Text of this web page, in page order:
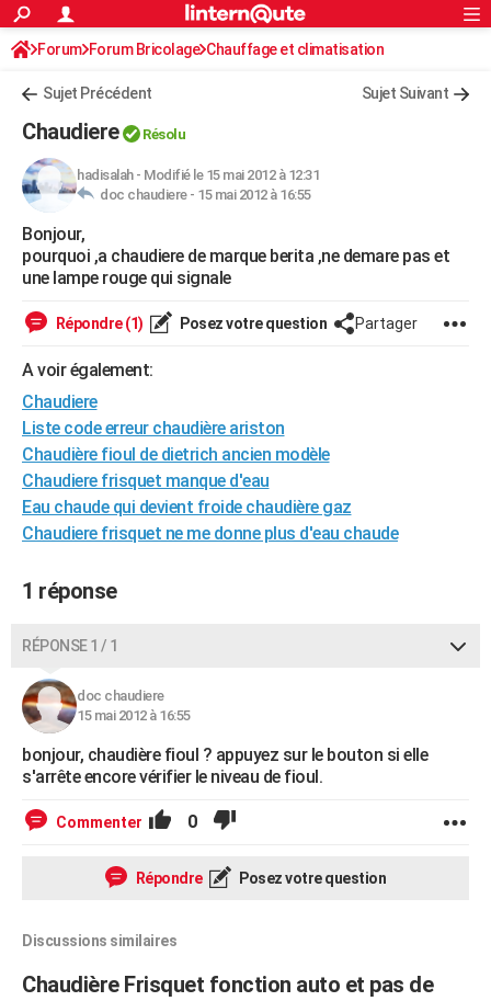
ACTUALITÉS
Politique
Société
Faits Divers
Education
Monde
Villes
+
FINANCE
Retraite
Impôts
Epargne
Immobilier
Risques naturels par ville
Banque
Assurance
Crédit
AUTO
Essais
Réserver un essai
Citadines
Berlines
SUV
Forum auto
+HIGH-TECH
Mobiles
Meilleur smartphone
Internet
Ordinateurs
Jeux vidéo
Guide high-tech
+
Forum
Aménagement intérieur
Extérieur
Cuisine
Salle de bains
Jardinage
Rangement
WEEK-END
Guides de France
Escapades
Patrimoine
Expositions
Musées
Week-end nature
+LIFESTYLE
Art de vivre
Bien-être
Loisirs
Mode
Modes de vie
SANTE
Alimentation
Guide de la santé
Maladies
Médicaments
Sommeil
VOYAGE
Destinations
City break
Voyage nature
Voyage de noces
Forum
Climat
+PHOTO
BONS PLANS
CARTE DE VOEUX
Carte de Noël
Carte Bonne année
Carte Saint-Valentin
Carte Pâques
Carte d'anniversaire
DICTIONNAIRE
Dictionnaire
Biographies
Citations
Expressions
Proverbes
COPAINS D'AVANT
S'inscrire
Se connecter
Lycées
Collèges
Primaires
Universités
Entreprises
Service militaire
Avis de recherche
AVIS DE DÉCÈS
Rechercher
S'inscrire
Connexion
Forum Forum Bricolage Chauffage et climatisation
Sujet Précédent Sujet Suivant
Chaudiere Résolu
hadisalah- Modifié le 15 mai 2012 à 12:31
doc chaudiere - 15 mai 2012 à 16:55
Bonjour,
pourquoi ,a chaudiere de marque berita ,ne demare pas et
une lampe rouge qui signale
Répondre (1) Posez votre question Partager
A voir également:
Chaudiere
Liste code erreur chaudière ariston
Chaudière fioul de dietrich ancien modèle
Chaudiere frisquet manque d'eau
Eau chaude qui devient froide chaudière gaz
Chaudiere frisquet ne me donne plus d'eau chaude
1 réponse
RÉPONSE 1 / 1
doc chaudiere
15 mai 2012 à 16:55
bonjour, chaudière fioul ? appuyez sur le bouton si elle
s'arrête encore vérifier le niveau de fioul.
Commenter 0
Répondre Posez votre question
Discussions similaires
Chaudière Frisquet fonction auto et pas de